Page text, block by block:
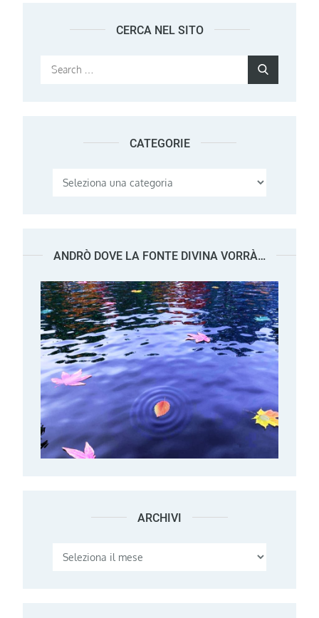
CERCA NEL SITO
Search
CATEGORIE
Categorie
ANDRÒ DOVE LA FONTE DIVINA VORRÀ…
ARCHIVI Archivi